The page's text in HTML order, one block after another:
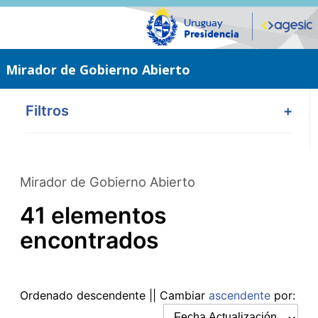
Saltar
Mirador de Gobierno Abierto
Filtros +
Mirador de Gobierno Abierto
41 elementos
encontrados
Ordenado descendente || Cambiar ascendente por: